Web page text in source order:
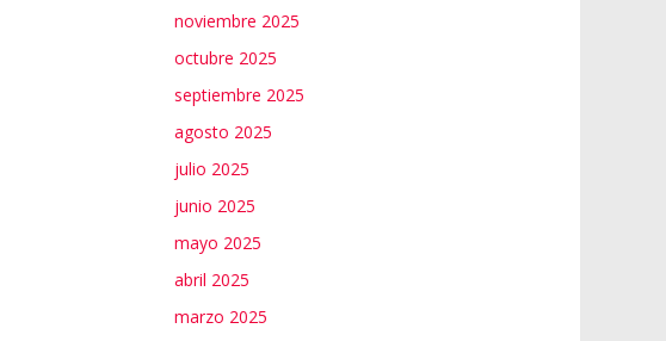
noviembre 2025
octubre 2025
septiembre 2025
agosto 2025
julio 2025
junio 2025
mayo 2025
abril 2025
marzo 2025